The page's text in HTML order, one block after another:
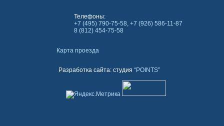
Телефоны:
+7 (495) 790-75-58, +7 (926) 586-11-87
8 (812) 454-75-58
Карта проезда
Разработка сайта: студия “POINTS”